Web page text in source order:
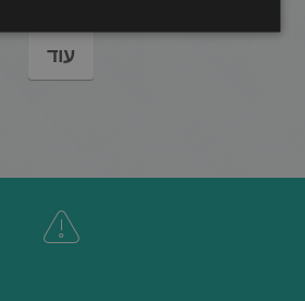
עוד